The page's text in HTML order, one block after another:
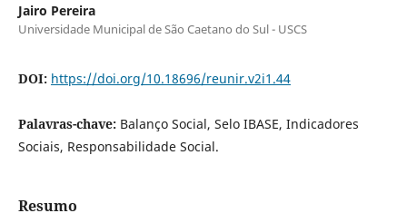
Jairo Pereira
Universidade Municipal de São Caetano do Sul - USCS
DOI: https://doi.org/10.18696/reunir.v2i1.44
Palavras-chave: Balanço Social, Selo IBASE, Indicadores
Sociais, Responsabilidade Social.
Resumo